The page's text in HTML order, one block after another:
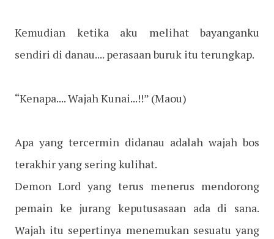
Kemudian ketika aku melihat bayanganku
sendiri di danau.... perasaan buruk itu terungkap.
“Kenapa.... Wajah Kunai...!!” (Maou)
Apa yang tercermin didanau adalah wajah bos
terakhir yang sering kulihat.
Demon Lord yang terus menerus mendorong
pemain ke jurang keputusasaan ada di sana.
Wajah itu sepertinya menemukan sesuatu yang